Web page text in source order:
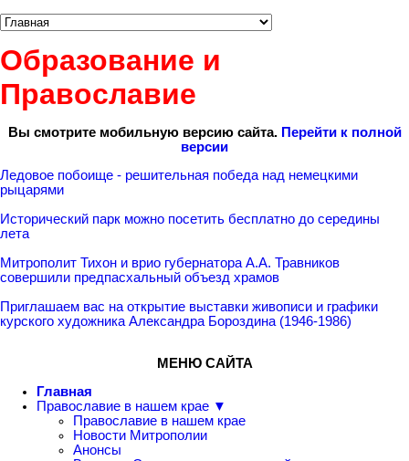
Образование и
Православие
Вы смотрите мобильную версию сайта. Перейти к полной
версии
Ледовое побоище - решительная победа над немецкими
рыцарями
Исторический парк можно посетить бесплатно до середины
лета
Митрополит Тихон и врио губернатора А.А. Травников
совершили предпасхальный объезд храмов
Приглашаем вас на открытие выставки живописи и графики
курского художника Александра Бороздина (1946-1986)
МЕНЮ САЙТА
Главная
Православие в нашем крае ▼
Православие в нашем крае
Новости Митрополии
Анонсы